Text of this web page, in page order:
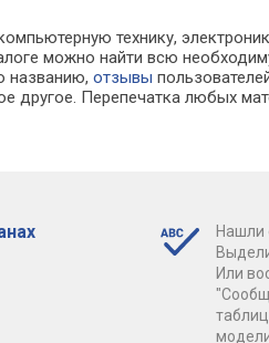
технику,
можно найти всю
названию,отзывы
другое. Перепечатка любых
Нашли
Или